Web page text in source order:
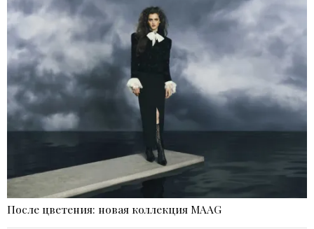
После цветения: новая коллекция MAAG